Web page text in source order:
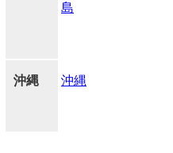
島
沖縄 沖縄